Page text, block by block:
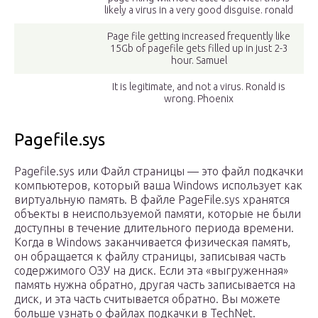
likely a virus in a very good disguise. ronald
Page file getting increased frequently like
15Gb of pagefile gets filled up in just 2-3
hour. Samuel
It is legitimate, and not a virus. Ronald is
wrong. Phoenix
Pagefile.sys
Pagefile.sys или Файл страницы — это файл подкачки
компьютеров, который ваша Windows использует как
виртуальную память. В файле PageFile.sys хранятся
объекты в неиспользуемой памяти, которые не были
доступны в течение длительного периода времени.
Когда в Windows заканчивается физическая память,
он обращается к файлу страницы, записывая часть
содержимого ОЗУ на диск. Если эта «выгруженная»
память нужна обратно, другая часть записывается на
диск, и эта часть считывается обратно. Вы можете
больше узнать о файлах подкачки в TechNet.